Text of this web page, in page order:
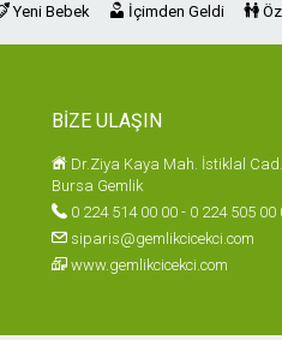
Yeni Bebek İçimden Geldi
BİZE ULAŞIN
Dr.Ziya Kaya Mah. İstiklal Cad.
Bursa Gemlik
0 224 514 00 00 - 0 224 505 00
siparis@gemlikcicekci.com
www.gemlikcicekci.com